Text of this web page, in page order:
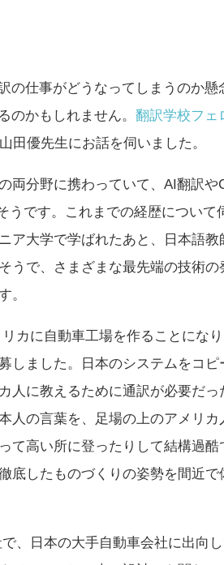
の仕事がどうなってしまうのか
のかもしれません。 翻訳学校フェ
田優先生にお話を伺いました。
両分野に携わっていて、AI翻訳や
うです。これまでの経歴について
ア大学で学ばれたあと、日本語教
うで、さまざまな最先端の技術の
。
カに自動車工場を作ることになり
しました。日本のシステムをコピ
人に教えるために通訳が必要だっ
人の言葉を、足場の上のアメリカ
て高い所に登ったりして結構過酷
底したものづくりの姿勢を間近で
、日本の大手自動車会社に出向